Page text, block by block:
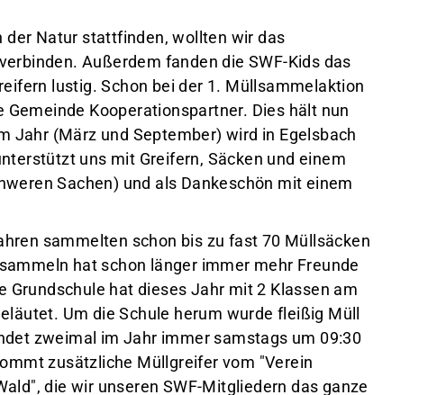
der Natur stattfinden, wollten wir das
Außerdem fanden die SWF-Kids das
lustig. Schon bei der 1. Müllsammelaktion
Kooperationspartner. Dies hält nun
Jahr (März und September) wird in Egelsbach
uns mit Greifern, Säcken und einem
Sachen) und als Dankeschön mit einem
sammelten schon bis zu fast 70 Müllsäcken
hat schon länger immer mehr Freunde
Grundschule hat dieses Jahr mit 2 Klassen am
Um die Schule herum wurde fleißig Müll
zweimal im Jahr immer samstags um 09:30
zusätzliche Müllgreifer vom "Verein
die wir unseren SWF-Mitgliedern das ganze